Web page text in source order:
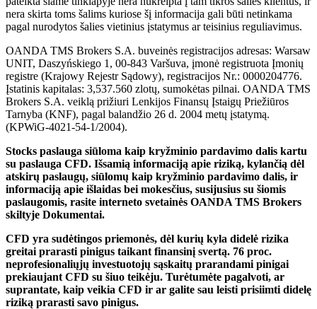
nera skirta toms šalims kuriose šį informacija gali būti netinkama
pagal nurodytos šalies vietinius įstatymus ar teisinius reguliavimus.
OANDA TMS Brokers S.A. buveinės registracijos adresas: Warsaw
UNIT, Daszyńskiego 1, 00-843 Varšuva, įmonė registruota Įmonių
registre (Krajowy Rejestr Sądowy), registracijos Nr.: 0000204776.
Įstatinis kapitalas: 3,537.560 zlotų, sumokėtas pilnai. OANDA TMS
Brokers S.A. veiklą prižiuri Lenkijos Finansų Įstaigų Priežiūros
Tarnyba (KNF), pagal balandžio 26 d. 2004 metų įstatymą.
(KPWiG-4021-54-1/2004).
Stocks paslauga siūloma kaip kryžminio pardavimo dalis kartu
su paslauga CFD. Išsamią informaciją apie riziką, kylančią dėl
atskirų paslaugų, siūlomų kaip kryžminio pardavimo dalis, ir
informaciją apie išlaidas bei mokesčius, susijusius su šiomis
paslaugomis, rasite interneto svetainės OANDA TMS Brokers
skiltyje Dokumentai.
CFD yra sudėtingos priemonės, dėl kurių kyla didelė rizika
greitai prarasti pinigus taikant finansinį svertą. 76 proc.
neprofesionaliųjų investuotojų sąskaitų prarandami pinigai
prekiaujant CFD su šiuo teikėju. Turėtumėte pagalvoti, ar
suprantate, kaip veikia CFD ir ar galite sau leisti prisiimti didelę
riziką prarasti savo pinigus.